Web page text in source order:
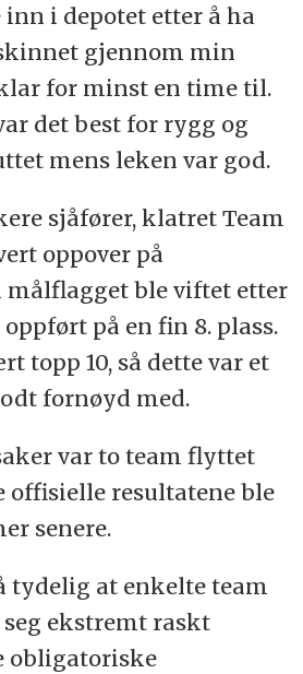
i depotet etter å ha
gjennom min
for minst en time til.
det best for rygg og
mens leken var god.
sjåfører, klatret Team
oppover på
målflagget ble viftet etter
på en fin 8. plass.
topp 10, så dette var et
fornøyd med.
var to team flyttet
offisielle resultatene ble
senere.
tydelig at enkelte team
ekstremt raskt
obligatoriske